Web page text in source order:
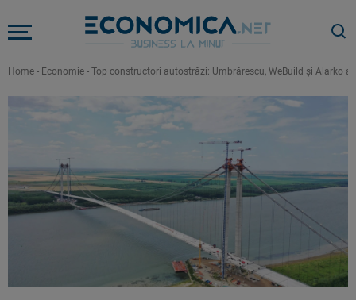
Home - Economie - Top constructori autostrăzi: Umbrărescu, WeBuild și Alarko